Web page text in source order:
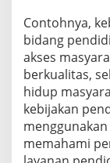
Contohnya,
bidang
akses
berkualitas,
hidup
kebijakan
memahami